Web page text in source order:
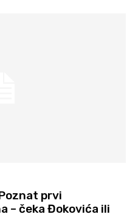
Poznat prvi
– čeka Đokovića ili